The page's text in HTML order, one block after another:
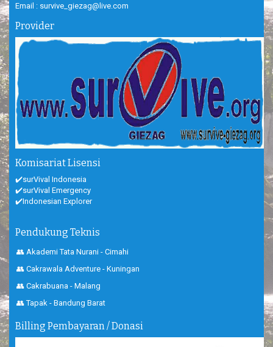
Email : survive_giezag@live.com
Provider
Komisariat Lisensi
✔️surVival Indonesia
✔️surVival Emergency
✔️Indonesian Explorer
Pendukung Teknis
👥 Akademi Tata Nurani - Cimahi
👥 Cakrawala Adventure - Kuningan
👥 Cakrabuana - Malang
👥 Tapak - Bandung Barat
Billing Pembayaran / Donasi